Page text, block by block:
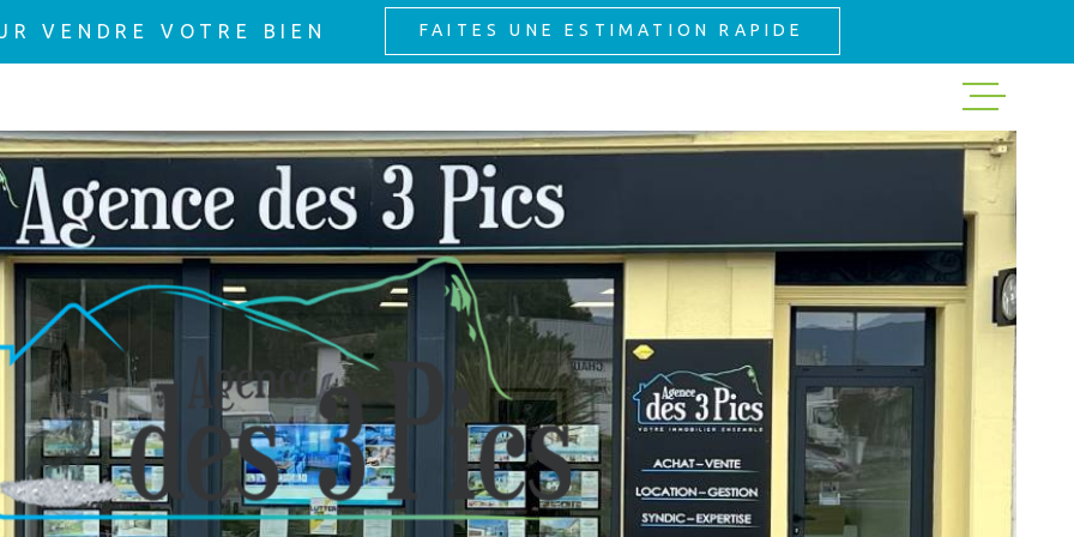
ACHETER
LOUER
GESTION
EXPERTISE
NOS VENTES
VENDRE VOTRE BIEN FAITES UNE ESTIMATION RAPIDE